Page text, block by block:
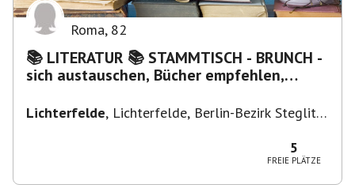
Roma, 82
📚 LITERATUR 📚 STAMMTISCH - BRUNCH -
sich austauschen, Bücher empfehlen,
Lichterfelde, Lichterfelde, Berlin-Bezirk Steglitz-
5
FREIE PLÄTZE